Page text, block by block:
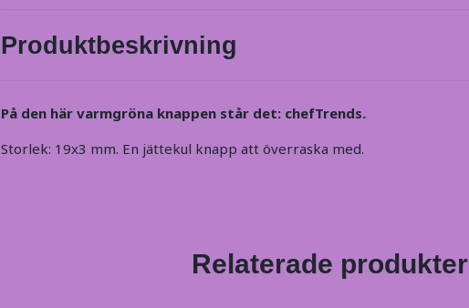
Produktbeskrivning
På den här varmgröna knappen står det: chefTrends.
Storlek: 19x3 mm. En jättekul knapp att överraska med.
Relaterade produkter